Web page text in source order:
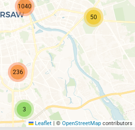
50
1040
236
3
Leaflet | © OpenStreetMap contributors